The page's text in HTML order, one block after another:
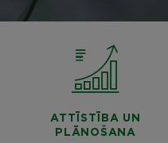
ATTĪSTĪBA UN
PLĀNOŠANA